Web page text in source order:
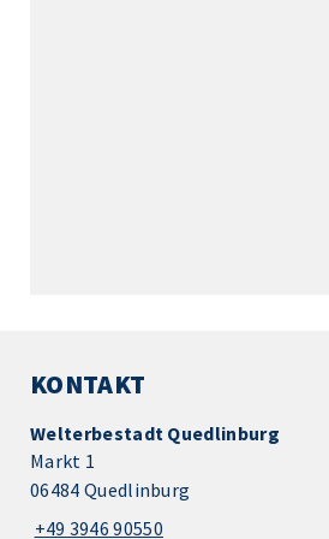
KONTAKT
Welterbestadt Quedlinburg
Markt 1
06484 Quedlinburg
+49 3946 90550